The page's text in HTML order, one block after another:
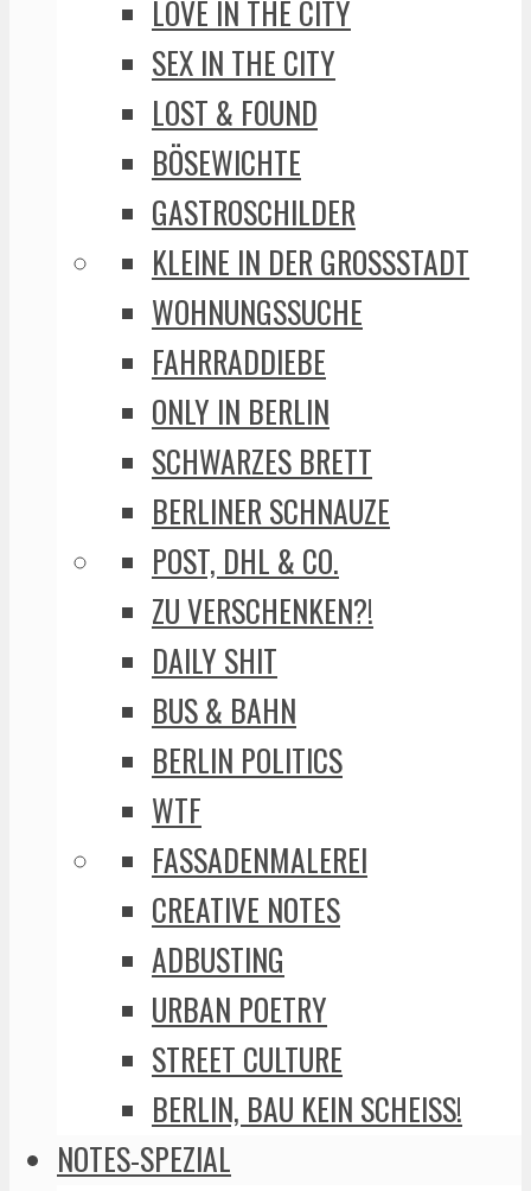
LOVE IN THE CITY
SEX IN THE CITY
LOST & FOUND
BÖSEWICHTE
GASTROSCHILDER
KLEINE IN DER GROSSSTADT
WOHNUNGSSUCHE
FAHRRADDIEBE
ONLY IN BERLIN
SCHWARZES BRETT
BERLINER SCHNAUZE
POST, DHL & CO.
ZU VERSCHENKEN?!
DAILY SHIT
BUS & BAHN
BERLIN POLITICS
WTF
FASSADENMALEREI
CREATIVE NOTES
ADBUSTING
URBAN POETRY
STREET CULTURE
BERLIN, BAU KEIN SCHEISS!
NOTES-SPEZIAL